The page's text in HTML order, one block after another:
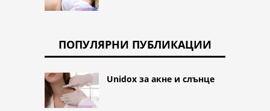
ПОПУЛЯРНИ ПУБЛИКАЦИИ
Unidox за акне и слънце